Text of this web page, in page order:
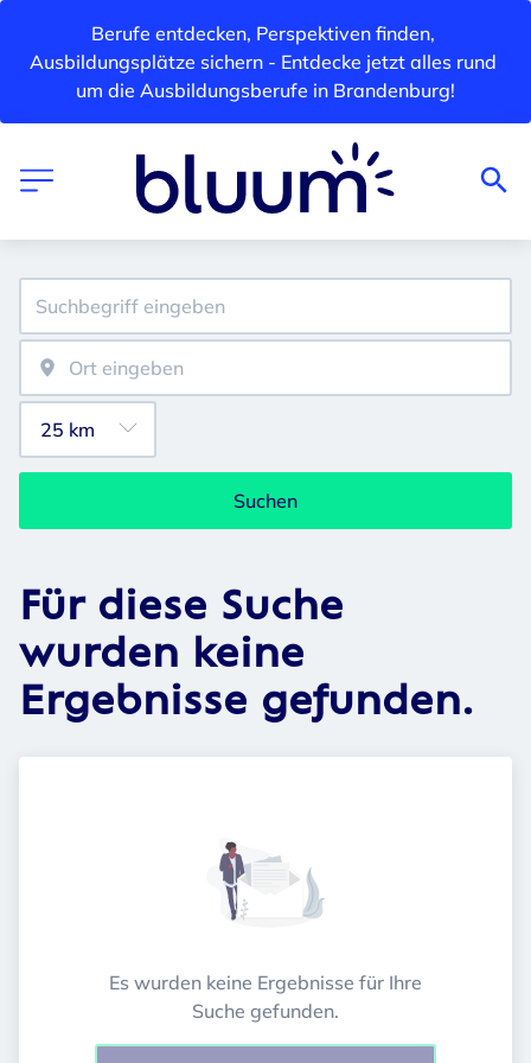
Berufe entdecken, Perspektiven finden,
Ausbildungsplätze sichern - Entdecke jetzt alles rund
um die Ausbildungsberufe in Brandenburg!
Suchen
Für diese Suche
wurden keine
Ergebnisse gefunden.
Es wurden keine Ergebnisse für Ihre
Suche gefunden.